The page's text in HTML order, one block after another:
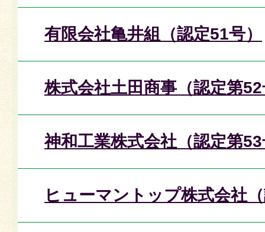
有限会社亀井組（認定51号）
株式会社土田商事（認定第
神和工業株式会社（認定第
ヒューマントップ株式会社